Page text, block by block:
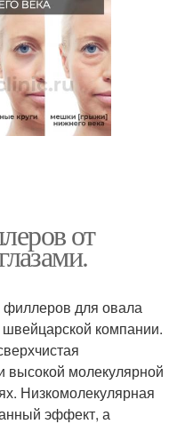
от
для овала
компании.
высокой молекулярной
Низкомолекулярная
эффект, а